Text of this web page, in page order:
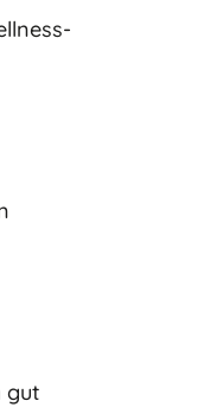
gut